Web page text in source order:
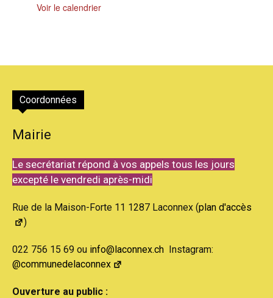
Voir le calendrier
Coordonnées
Mairie
Le secrétariat répond à vos appels tous les jours
excepté le vendredi après-midi
Rue de la Maison-Forte 11 1287 Laconnex (plan d'accès
)
022 756 15 69 ou info@laconnex.ch Instagram:
@communedelaconnex
Ouverture au public :